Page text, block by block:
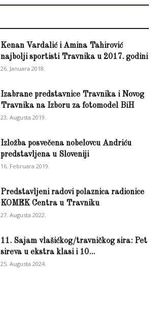
Kenan Vardalić i Amina Tahirović
najbolji sportisti Travnika u 2017. godini
26. Januara 2018.
Izabrane predstavnice Travnika i Novog
Travnika na Izboru za fotomodel BiH
23. Augusta 2019.
Izložba posvečena nobelovcu Andriću
predstavljena u Sloveniji
16. Februara 2019.
Predstavljeni radovi polaznica radionice
KOMEK Centra u Travniku
27. Augusta 2022.
11. Sajam vlašićkog/travničkog sira: Pet
sireva u ekstra klasi i 10...
25. Augusta 2024.